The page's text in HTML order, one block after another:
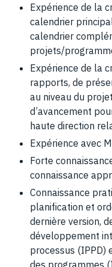
Expérience de la
calendrier
calendrier
projets/
Expérience de la
rapports, de
au niveau du
d’avancement
haute direction
Expérience avec
Forte
connaissance
Connaissance
planification et
dernière version,
développement
processus (IPPD)
des programmes